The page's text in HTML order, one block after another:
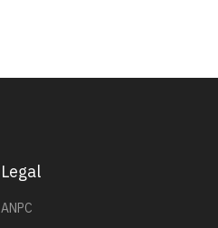
Legal
ANPC